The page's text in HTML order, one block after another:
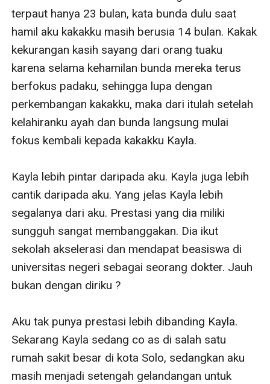
terpaut hanya 23 bulan, kata bunda dulu saat
hamil aku kakakku masih berusia 14 bulan. Kakak
kekurangan kasih sayang dari orang tuaku
karena selama kehamilan bunda mereka terus
berfokus padaku, sehingga lupa dengan
perkembangan kakakku, maka dari itulah setelah
kelahiranku ayah dan bunda langsung mulai
fokus kembali kepada kakakku Kayla.
Kayla lebih pintar daripada aku. Kayla juga lebih
cantik daripada aku. Yang jelas Kayla lebih
segalanya dari aku. Prestasi yang dia miliki
sungguh sangat membanggakan. Dia ikut
sekolah akselerasi dan mendapat beasiswa di
universitas negeri sebagai seorang dokter. Jauh
bukan dengan diriku ?
Aku tak punya prestasi lebih dibanding Kayla.
Sekarang Kayla sedang co as di salah satu
rumah sakit besar di kota Solo, sedangkan aku
masih menjadi setengah gelandangan untuk